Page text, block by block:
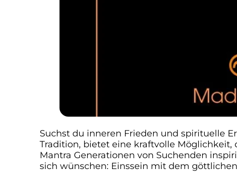
Suchst du inneren Frieden und spirituelle
Tradition, bietet eine kraftvolle Möglichkeit,
Mantra Generationen von Suchenden
sich wünschen: Einssein mit dem